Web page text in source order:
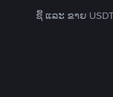
ຊື້ ແລະ ຂາຍ